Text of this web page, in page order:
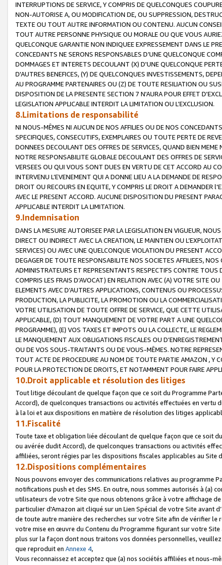
INTERRUPTIONS DE SERVICE, Y COMPRIS DE QUELCONQUES
NON-AUTORISE A, OU MODIFICATION DE, OU SUPPRESSION,
TEXTE OU TOUT AUTRE INFORMATION OU CONTENU. AUCUN
TOUT AUTRE PERSONNE PHYSIQUE OU MORALE OU QUE VOUS
QUELCONQUE GARANTIE NON INDIQUEE EXPRESSEMENT DANS LE
CONCEDANTS NE SERONS RESPONSABLES D’UNE QUELCONQUE
DOMMAGES ET INTERETS DECOULANT (X) D'UNE QUELCONQUE
D'AUTRES BENEFICES, (Y) DE QUELCONQUES INVESTISSEMENTS,
AU PROGRAMME PARTENAIRES OU (Z) DE TOUTE RESILIATION OU
DISPOSITION DE LA PRESENTE SECTION 7 N'AURA POUR EFFET
LEGISLATION APPLICABLE INTERDIT LA LIMITATION OU L’EXCLUSION.
8.Limitations de responsabilité
NI NOUS-MÊMES NI AUCUN DE NOS AFFILIES OU DE NOS
SPECIFIQUES, CONSECUTIFS, EXEMPLAIRES OU TOUTE PERTE DE
DONNEES DECOULANT DES OFFRES DE SERVICES, QUAND BIEN
NOTRE RESPONSABILITE GLOBALE DECOULANT DES OFFRES DE
VERSEES OU QUI VOUS SONT DUES EN VERTU DE CET ACCORD AU
INTERVENU L’EVENEMENT QUI A DONNE LIEU A LA DEMANDE DE
DROIT OU RECOURS EN EQUITE, Y COMPRIS LE DROIT A DEMANDER
AVEC LE PRESENT ACCORD. AUCUNE DISPOSITION DU PRESENT
APPLICABLE INTERDIT LA LIMITATION.
9.Indemnisation
DANS LA MESURE AUTORISEE PAR LA LEGISLATION EN VIGUEUR,
DIRECT OU INDIRECT AVEC LA CREATION, LE MAINTIEN OU
SERVICES) OU AVEC UNE QUELCONQUE VIOLATION DU PRESENT
DEGAGER DE TOUTE RESPONSABILITE NOS SOCIETES AFFILIEES,
ADMINISTRATEURS ET REPRESENTANTS RESPECTIFS CONTRE
COMPRIS LES FRAIS D’AVOCAT) EN RELATION AVEC (A) VOTRE SITE
ELEMENTS AVEC D’AUTRES APPLICATIONS, CONTENUS OU
PRODUCTION, LA PUBLICITE, LA PROMOTION OU LA
VOTRE UTILISATION DE TOUTE OFFRE DE SERVICE, QUE CETTE
APPLICABLE, (D) TOUT MANQUEMENT DE VOTRE PART A UNE
PROGRAMME), (E) VOS TAXES ET IMPOTS OU LA COLLECTE, LE
LE MANQUEMENT AUX OBLIGATIONS FISCALES OU
OU DE VOS SOUS-TRAITANTS OU DE VOUS-MÊMES. NOTRE
TOUT ACTE DE PROCEDURE AU NOM DE TOUTE PARTIE AMAZON , Y
POUR LA PROTECTION DE DROITS, ET NOTAMMENT POUR FAIRE
10.Droit applicable et résolution des litiges
Tout litige découlant de quelque façon que ce soit du Programme
Accord), de quelconques transactions ou activités effectuées en vertu
à la loi et aux dispositions en matière de résolution des litiges
11.Fiscalité
Toute taxe et obligation liée découlant de quelque façon que ce soit
ou avérée dudit Accord), de quelconques transactions ou activités
affiliées, seront régies par les dispositions fiscales applicables au Site
12.Dispositions complémentaires
Nous pouvons envoyer des communications relatives au programme
notifications push et des SMS. En outre, nous sommes autorisés à
utilisateurs de votre Site que nous obtenons grâce à votre affichage
particulier d'Amazon ait cliqué sur un Lien Spécial de votre Site avant
de toute autre manière des recherches sur votre Site afin de vérifier
votre mise en œuvre du Contenu du Programme figurant sur votre
plus sur la façon dont nous traitons vos données personnelles,
que reproduit en Annexe 4,
Vous reconnaissez et acceptez que (a) nos sociétés affiliées et nous-